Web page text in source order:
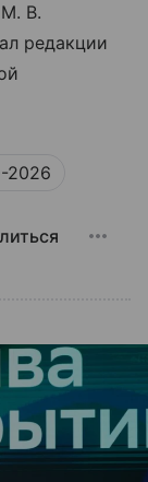
В.
редакции